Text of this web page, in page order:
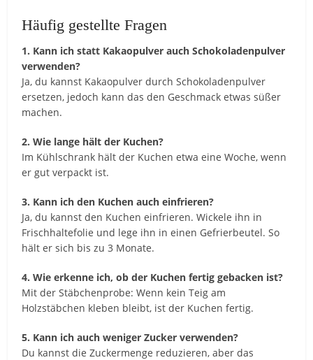
Häufig gestellte Fragen
1. Kann ich statt Kakaopulver auch Schokoladenpulver
verwenden?
Ja, du kannst Kakaopulver durch Schokoladenpulver
ersetzen, jedoch kann das den Geschmack etwas süßer
machen.
2. Wie lange hält der Kuchen?
Im Kühlschrank hält der Kuchen etwa eine Woche, wenn
er gut verpackt ist.
3. Kann ich den Kuchen auch einfrieren?
Ja, du kannst den Kuchen einfrieren. Wickele ihn in
Frischhaltefolie und lege ihn in einen Gefrierbeutel. So
hält er sich bis zu 3 Monate.
4. Wie erkenne ich, ob der Kuchen fertig gebacken ist?
Mit der Stäbchenprobe: Wenn kein Teig am
Holzstäbchen kleben bleibt, ist der Kuchen fertig.
5. Kann ich auch weniger Zucker verwenden?
Du kannst die Zuckermenge reduzieren, aber das